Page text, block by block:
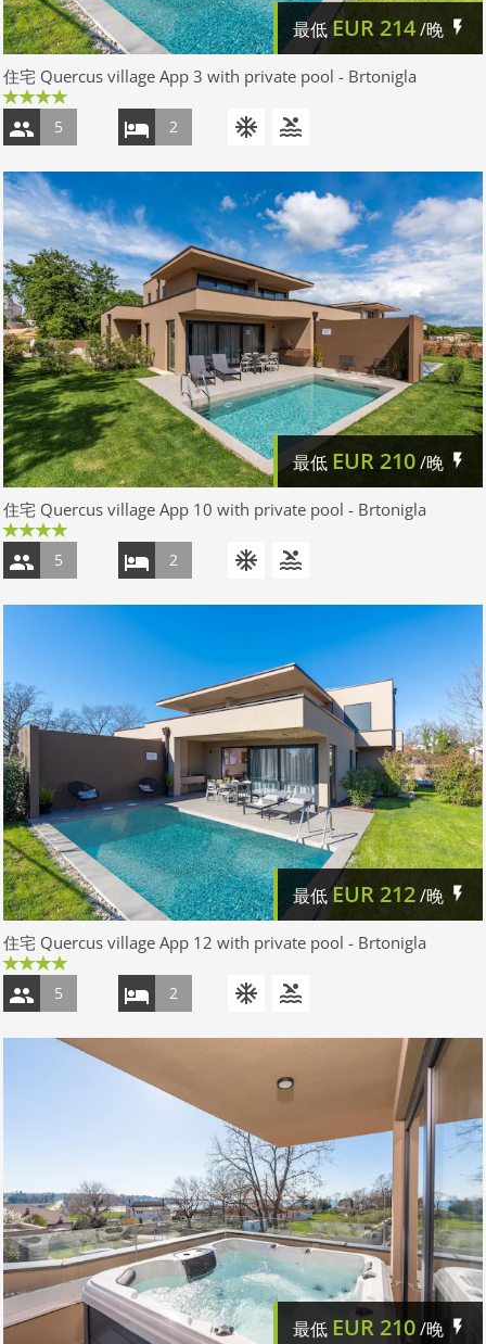
最低EUR 214/晚
住宅 Quercus village App 3 with private pool - Brtonigla
5 2
最低 EUR 210/晚
住宅 Quercus village App 10 with private pool - Brtonigla
5 2
最低EUR 212/晚
住宅 Quercus village App 12 with private pool - Brtonigla
5 2
最低 EUR 210/晚